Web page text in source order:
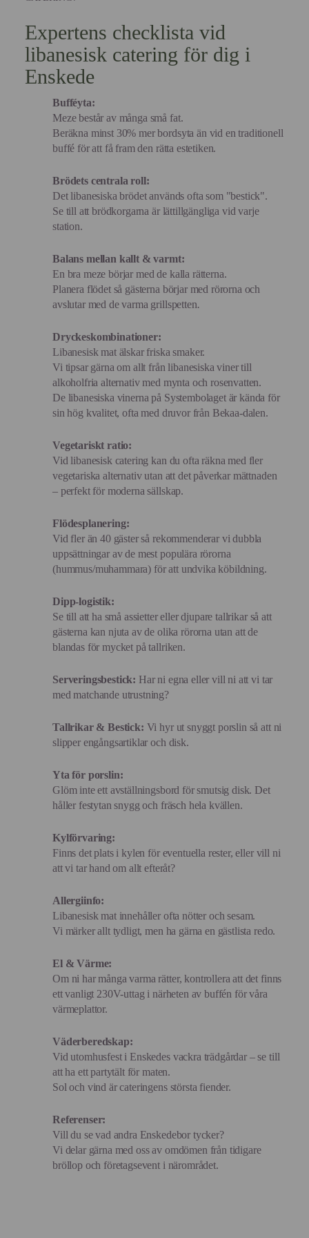
Expertens checklista vid
libanesisk catering för dig i
Enskede
Bufféyta:
Meze består av många små fat.
Beräkna minst 30% mer bordsyta än vid en traditionell
buffé för att få fram den rätta estetiken.
Brödets centrala roll:
Det libanesiska brödet används ofta som "bestick".
Se till att brödkorgarna är lättillgängliga vid varje
station.
Balans mellan kallt & varmt:
En bra meze börjar med de kalla rätterna.
Planera flödet så gästerna börjar med rörorna och
avslutar med de varma grillspetten.
Dryckeskombinationer:
Libanesisk mat älskar friska smaker.
Vi tipsar gärna om allt från libanesiska viner till
alkoholfria alternativ med mynta och rosenvatten.
De libanesiska vinerna på Systembolaget är kända för
sin hög kvalitet, ofta med druvor från Bekaa-dalen.
Vegetariskt ratio:
Vid libanesisk catering kan du ofta räkna med fler
vegetariska alternativ utan att det påverkar mättnaden
– perfekt för moderna sällskap.
Flödesplanering:
Vid fler än 40 gäster så rekommenderar vi dubbla
uppsättningar av de mest populära rörorna
(hummus/muhammara) för att undvika köbildning.
Dipp-logistik:
Se till att ha små assietter eller djupare tallrikar så att
gästerna kan njuta av de olika rörorna utan att de
blandas för mycket på tallriken.
Serveringsbestick: Har ni egna eller vill ni att vi tar
med matchande utrustning?
Tallrikar & Bestick: Vi hyr ut snyggt porslin så att ni
slipper engångsartiklar och disk.
Yta för porslin:
Glöm inte ett avställningsbord för smutsig disk. Det
håller festytan snygg och fräsch hela kvällen.
Kylförvaring:
Finns det plats i kylen för eventuella rester, eller vill ni
att vi tar hand om allt efteråt?
Allergiinfo:
Libanesisk mat innehåller ofta nötter och sesam.
Vi märker allt tydligt, men ha gärna en gästlista redo.
El & Värme:
Om ni har många varma rätter, kontrollera att det finns
ett vanligt 230V-uttag i närheten av buffén för våra
värmeplattor.
Väderberedskap:
Vid utomhusfest i Enskedes vackra trädgårdar – se till
att ha ett partytält för maten.
Sol och vind är cateringens största fiender.
Referenser:
Vill du se vad andra Enskedebor tycker?
Vi delar gärna med oss av omdömen från tidigare
bröllop och företagsevent i närområdet.